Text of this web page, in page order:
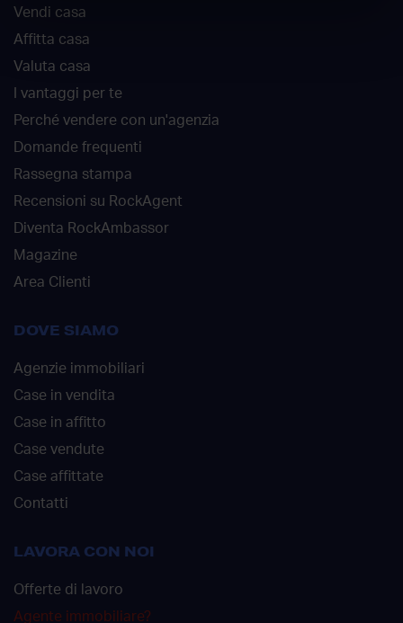
Vendi casa
Affitta casa
Valuta casa
I vantaggi per te
Perché vendere con un'agenzia
Domande frequenti
Rassegna stampa
Recensioni su RockAgent
Diventa RockAmbassor
Magazine
Area Clienti
DOVE SIAMO
Agenzie immobiliari
Case in vendita
Case in affitto
Case vendute
Case affittate
Contatti
LAVORA CON NOI
Offerte di lavoro
Agente immobiliare?